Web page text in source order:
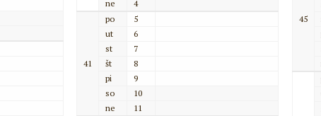
ne
4
41
po
5
ut
6
st
7
št
8
pi
9
so
10
ne
11
45